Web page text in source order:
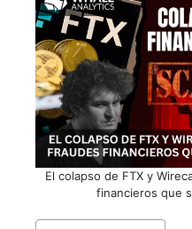
El colapso de FTX y
financieros que